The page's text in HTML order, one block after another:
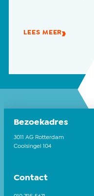
LEES MEER
Bezoekadres
3011 AG Rotterdam
Coolsingel 104
Contact